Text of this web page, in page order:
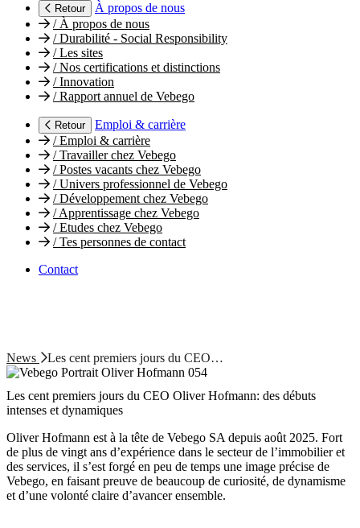
Retour
À propos de nous
/À propos de nous
/Durabilité - Social Responsibility
/Les sites
/Nos certifications et distinctions
/Innovation
/Rapport annuel de Vebego
Retour
Emploi & carrière
/Emploi & carrière
/Travailler chez Vebego
/Postes vacants chez Vebego
/Univers professionnel de Vebego
/Développement chez Vebego
/Apprentissage chez Vebego
/Etudes chez Vebego
/Tes personnes de contact
Contact
News Les cent premiers jours du CEO…
Les cent premiers jours du CEO Oliver Hofmann: des débuts
intenses et dynamiques
Oliver Hofmann est à la tête de Vebego SA depuis août 2025. Fort
de plus de vingt ans d’expérience dans le secteur de l’immobilier et
des services, il s’est forgé en peu de temps une image précise de
Vebego, en faisant preuve de beaucoup de curiosité, de dynamisme
et d’une volonté claire d’avancer ensemble.